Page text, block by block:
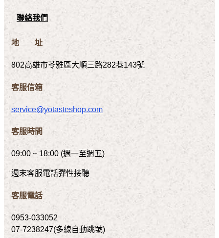
聯絡我們
地 址
802高雄市苓雅區大順三路282巷143號
客服信箱
service@yotasteshop.com
客服時間
09:00 ~ 18:00 (週一至週五)
週末客服電話彈性接聽
客服電話
0953-033052
07-7238247(多線自動跳號)